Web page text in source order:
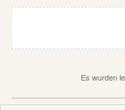
Es wurden